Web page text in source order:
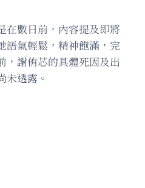
在數日前，內容提及即將
語氣輕鬆，精神飽滿，完
，謝侑芯的具體死因及出
未透露。